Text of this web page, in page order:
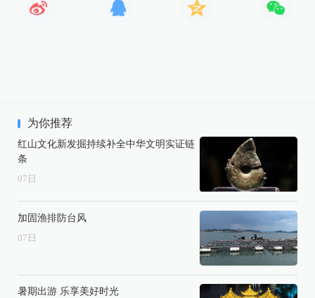
为你推荐
红山文化新发掘持续补全中华文明实证链
条
07 日
加固渔排防台风
07 日
暑期出游 乐享美好时光